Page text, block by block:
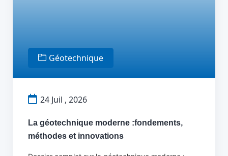
Géotechnique
24 Juil , 2026
La géotechnique moderne :fondements,
méthodes et innovations